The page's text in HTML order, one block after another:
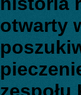
otwarty